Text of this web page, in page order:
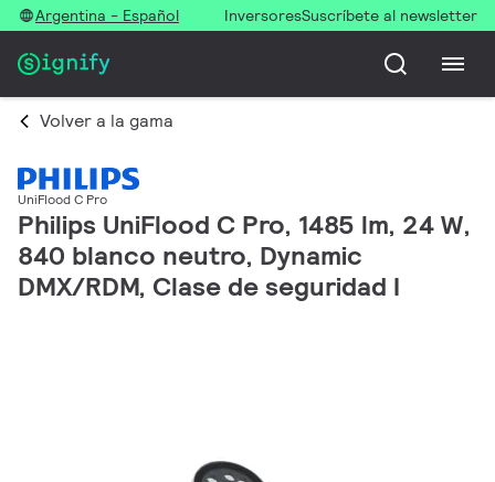
Argentina - Español InversoresSuscríbete al newsletter
Volver a la gama
UniFlood C Pro
Philips UniFlood C Pro, 1485 lm, 24 W,
840 blanco neutro, Dynamic
DMX/RDM, Clase de seguridad I